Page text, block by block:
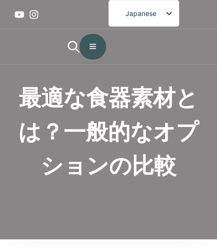
Japanese
English
Portuguese
Arabic
Korean
最適な食器素材と
は？一般的なオプ
ションの比較